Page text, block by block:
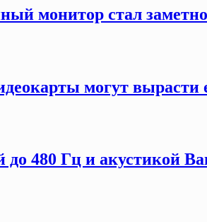
монитор стал
могут вырасти
480 Гц и акустикой